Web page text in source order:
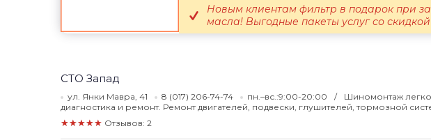
Новым клиентам фильтр в подарок при
масла! Выгодные пакеты услуг со скидкой
СТО Запад
ул. Янки Мавра, 41 8 (017) 206-74-74 пн.–вс.:9:00-20:00
Шиномонтаж
диагностика и ремонт. Ремонт двигателей, подвески, глушителей, тормозной
★★★★★ Отзывов: 2